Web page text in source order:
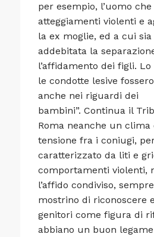
per esempio, l’uomo
atteggiamenti violenti e
la ex moglie, ed a cui
addebitata la
l’affidamento dei figli.
le condotte lesive
anche nei riguardi dei
bambini”. Continua il
Roma neanche un clima
tensione fra i coniugi,
caratterizzato da liti e
comportamenti violenti,
l’affido condiviso,
mostrino di riconoscere
genitori come figura di
abbiano un buon